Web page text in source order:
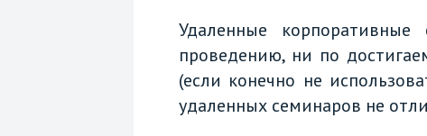
Удаленные
проведению, ни по
(если конечно не
удаленных семинаров не